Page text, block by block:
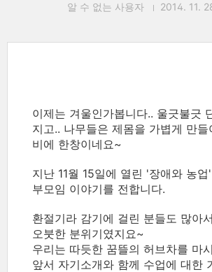
알 수 없는 사용자 2014. 11.
이제는 겨울인가봅니다.. 울긋불긋
지고.. 나무들은 제몸을 가볍게 만
비에 한창이네요~
지난 11월 15일에 열린 '장애와 농
부모임 이야기를 전합니다.
환절기라 감기에 걸린 분들도 많아
오붓한 분위기였지요~
우리는 따듯한 꿈뜰의 허브차를 마
앞서 자기소개와 함께 수업에 대한